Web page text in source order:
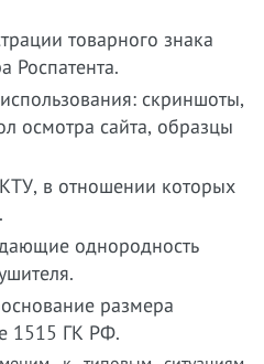
товарного знака
Роспатента.
скриншоты,
осмотра сайта, образцы
в отношении которых
однородность
размера
1515 ГК РФ.